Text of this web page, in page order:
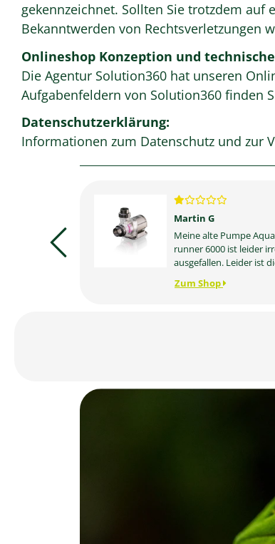
gekennzeichnet. Sollten Sie trotzdem
Bekanntwerden von Rechtsverletzungen
Onlineshop Konzeption und
Die Agentur Solution360 hat unseren
Aufgabenfeldern von Solution360 finden
Datenschutzerklärung:
Informationen zum Datenschutz und zur
Martin G
Meine alte Pumpe
runner 6000 ist leider
ausgefallen. Leider ist
Somit ging ich davon
erheblichen
führen kann. Warum
Pumpe, wenn mit der
versprochene
wird? Empfehle daher
Zum Shop